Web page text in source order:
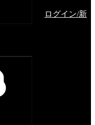
ログイン/新